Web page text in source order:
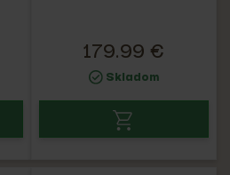
179.99 €
Skladom